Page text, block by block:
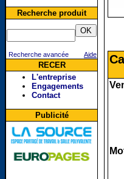
Recherche produit
Recherche avancée Aide
RECER
L'entreprise
Engagements
Contact
Publicité